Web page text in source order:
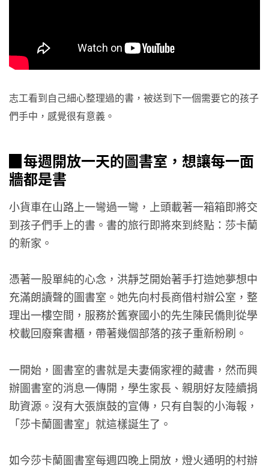
志工看到自己細心整理過的書，被送到下一個需要它的孩子
們手中，感覺很有意義。
▉每週開放一天的圖書室，想讓每一面
牆都是書
小貨車在山路上一彎過一彎，上頭載著一箱箱即將交
到孩子們手上的書。書的旅行即將來到終點：莎卡蘭
的新家。
憑著一股單純的心念，洪靜芝開始著手打造她夢想中
充滿朗讀聲的圖書室。她先向村長商借村辦公室，整
理出一樓空間，服務於舊寮國小的先生陳民僑則從學
校載回廢棄書櫃，帶著幾個部落的孩子重新粉刷。
一開始，圖書室的書就是夫妻倆家裡的藏書，然而興
辦圖書室的消息一傳開，學生家長、親朋好友陸續捐
助資源。沒有大張旗鼓的宣傳，只有自製的小海報，
「莎卡蘭圖書室」就這樣誕生了。
如今莎卡蘭圖書室每週四晚上開放，燈火通明的村辦